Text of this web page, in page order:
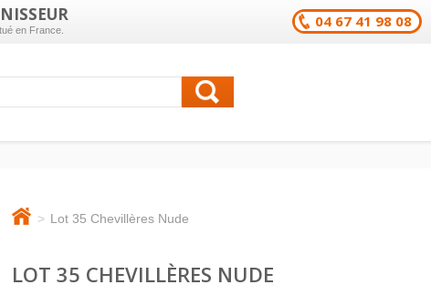
en France. 04 67 41 98 08
> Lot 35 Chevillères Nude
LOT 35 CHEVILLÈRES NUDE